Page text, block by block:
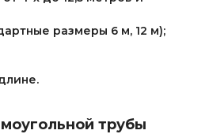
размеры 6 м, 12 м);
трубы